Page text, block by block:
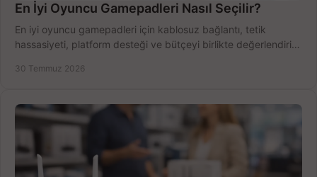
En İyi Oyuncu Gamepadleri Nasıl Seçilir?
En iyi oyuncu gamepadleri için kablosuz bağlantı, tetik
hassasiyeti, platform desteği ve bütçeyi birlikte değerlendirin;
30 Temmuz 2026